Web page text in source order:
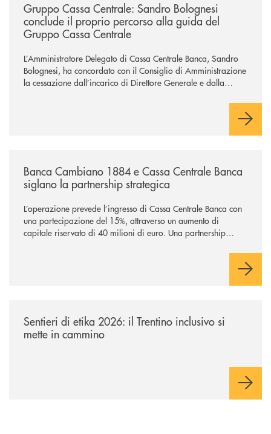
Gruppo Cassa Centrale: Sandro Bolognesi
conclude il proprio percorso alla guida del
Gruppo Cassa Centrale
L’Amministratore Delegato di Cassa Centrale Banca, Sandro
Bolognesi, ha concordato con il Consiglio di Amministrazione
la cessazione dall’incarico di Direttore Generale e dalla
Il Gruppo, sotto la guida dell’Amministratore Delegato, e con
Banca Cambiano 1884 e Cassa Centrale Banca
siglano la partnership strategica
L’operazione prevede l’ingresso di Cassa Centrale Banca con
una partecipazione del 15%, attraverso un aumento di
capitale riservato di 40 milioni di euro. Una partnership
comuni e sulla prossimità ai territori, per ampliare l’offerta e
Sentieri di etika 2026: il Trentino inclusivo si
mette in cammino